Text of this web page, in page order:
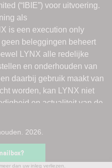
2026.
dan uw inleg verliezen.